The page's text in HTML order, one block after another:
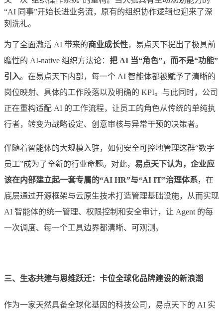
“AI 同事”开始长进业务流，原有的组织协作逻辑也迎来了深
刻洗礼。
为了全面激活 AI 带来的商业成长性，易点天下提出了极具前
瞻性的 AI-native 组织方法论： 把 AI 当“角色”，而不是“功能”
引入。在易点天下内部，每一个 AI 智能体都被赋予了清晰的
岗位映射、具体的工作段落以及明确的 KPI。与此同时，公司
正在重构适配 AI 的工作流程，让员工的角色从传统的单纯执
行者，转变为战略设定、创意审核与异常干预的决策者。
伴随着智能体的大规模入驻，如何安全可控地管理这群“数字
员工”成为了全新的行业命题。对此， 易点天下认为，企业应
该在内部建立起一套专属的“AI HR”与“AI IT”治理体系，在
底层通过开源框架与云原生技术打造管理基础设施，从而实现
AI 智能体的统一管理、权限控制和安全审计，让 Agent 的每
一次调度、每一个工具边界都清晰、可观测。
三、生态共建与思维跃迁：卡位全球化品牌建设的新浪潮
作为一家天然具备全球化基因的科技公司，易点天下的 AI 实